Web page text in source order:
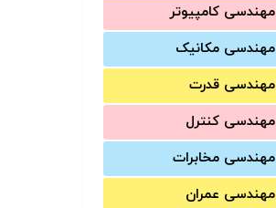
مهندسی کامپیوتر
مهندسی مکانیک
مهندسی قدرت
مهندسی کنترل
مهندسی مخابرات
مهندسی عمران